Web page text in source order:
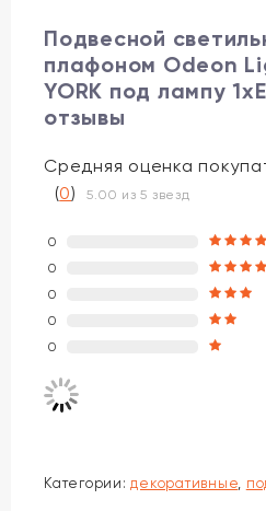
Подвесной
плафоном Odeon
YORK под лампу
отзывы
Средняя оценка
(0)5.00 из 5 звезд
0
0
0
0
0
Категории: декоративные